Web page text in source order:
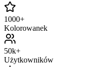
1000+
Kolorowanek
50k+
Użytkowników